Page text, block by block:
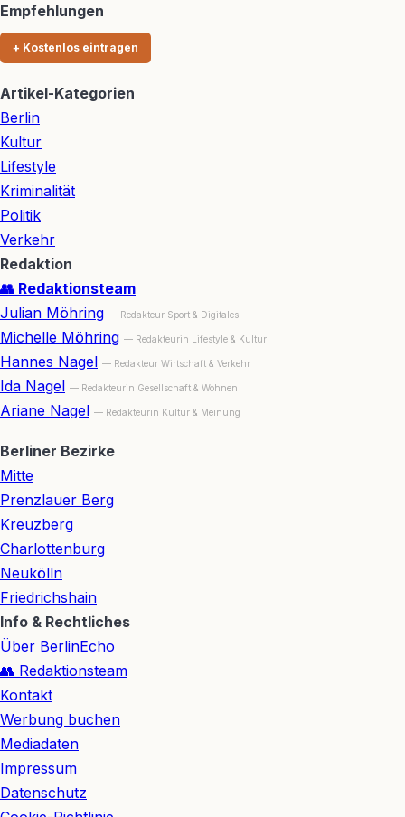
Empfehlungen
+ Kostenlos eintragen
Artikel-Kategorien
Berlin
Kultur
Lifestyle
Kriminalität
Politik
Verkehr
Redaktion
👥 Redaktionsteam
Julian Möhring — Redakteur Sport & Digitales
Michelle Möhring — Redakteurin Lifestyle & Kultur
Hannes Nagel — Redakteur Wirtschaft & Verkehr
Ida Nagel — Redakteurin Gesellschaft & Wohnen
Ariane Nagel — Redakteurin Kultur & Meinung
Berliner Bezirke
Mitte
Prenzlauer Berg
Kreuzberg
Charlottenburg
Neukölln
Friedrichshain
Info & Rechtliches
Über BerlinEcho
👥 Redaktionsteam
Kontakt
Werbung buchen
Mediadaten
Impressum
Datenschutz